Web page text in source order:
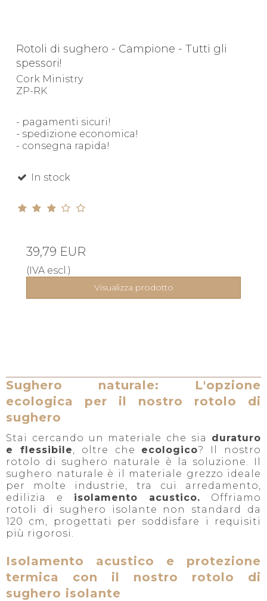
Rotoli di sughero - Campione - Tutti gli
spessori!
Cork Ministry
ZP-RK
- pagamenti sicuri!
- spedizione economica!
- consegna rapida!
In stock
39,79 EUR
(IVA escl.)
Visualizza prodotto
Sughero naturale: L'opzione
ecologica per il nostro rotolo di
sughero
Stai cercando un materiale che sia duraturo
e flessibile, oltre che ecologico? Il nostro
rotolo di sughero naturale è la soluzione. Il
sughero naturale è il materiale grezzo ideale
per molte industrie, tra cui arredamento,
edilizia e isolamento acustico. Offriamo
rotoli di sughero isolante non standard da
120 cm, progettati per soddisfare i requisiti
più rigorosi.
Isolamento acustico e protezione
termica con il nostro rotolo di
sughero isolante